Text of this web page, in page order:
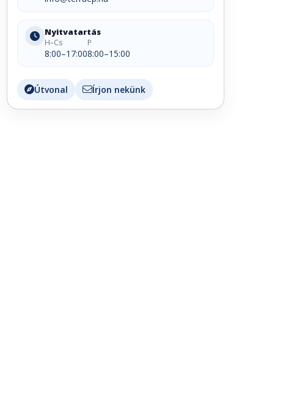
Nyitvatartás
H–Cs
8:00–17:00
P
8:00–15:00
Útvonal Írjon nekünk